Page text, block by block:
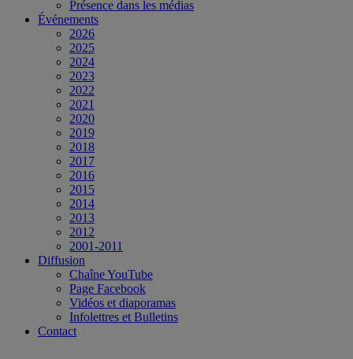
Présence dans les médias
Événements
2026
2025
2024
2023
2022
2021
2020
2019
2018
2017
2016
2015
2014
2013
2012
2001-2011
Diffusion
Chaîne YouTube
Page Facebook
Vidéos et diaporamas
Infolettres et Bulletins
Contact